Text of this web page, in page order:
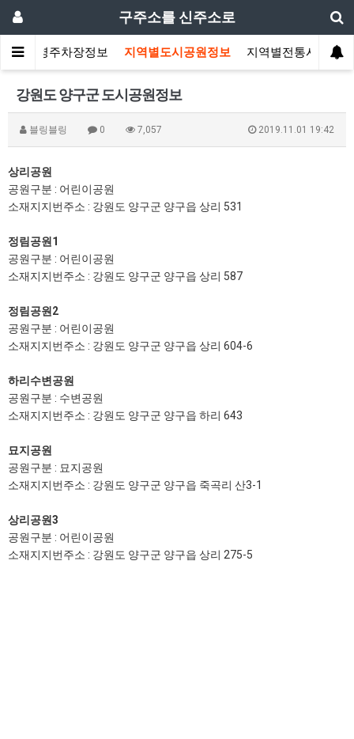
구주소를 신주소로
별공영주차장정보 지역별도시공원정보 지역별전통시장정보
강원도 양구군 도시공원정보
블링블링 0 7,057 2019.11.01 19:42
상리공원
공원구분 : 어린이공원
소재지지번주소 : 강원도 양구군 양구읍 상리 531
정림공원1
공원구분 : 어린이공원
소재지지번주소 : 강원도 양구군 양구읍 상리 587
정림공원2
공원구분 : 어린이공원
소재지지번주소 : 강원도 양구군 양구읍 상리 604-6
하리수변공원
공원구분 : 수변공원
소재지지번주소 : 강원도 양구군 양구읍 하리 643
묘지공원
공원구분 : 묘지공원
소재지지번주소 : 강원도 양구군 양구읍 죽곡리 산3-1
상리공원3
공원구분 : 어린이공원
소재지지번주소 : 강원도 양구군 양구읍 상리 275-5